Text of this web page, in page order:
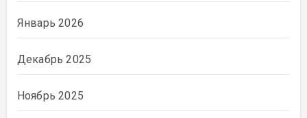
Январь 2026
Декабрь 2025
Ноябрь 2025